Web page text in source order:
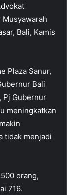
Bali, Kamis
Plaza Sanur,
Bali
Pj Gubernur
meningkatkan
tidak menjadi
orang,
716.